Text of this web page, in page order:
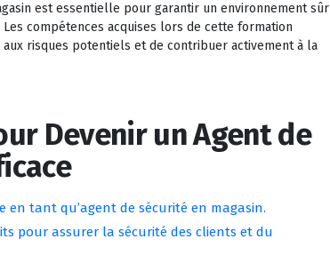
est essentielle pour garantir un environnement sûr
compétences acquises lors de cette formation
risques potentiels et de contribuer activement à la
Devenir un Agent de
tant qu’agent de sécurité en magasin.
pour assurer la sécurité des clients et du